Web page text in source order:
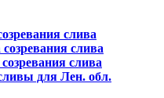
слива
слива
слива
для Лен. обл.